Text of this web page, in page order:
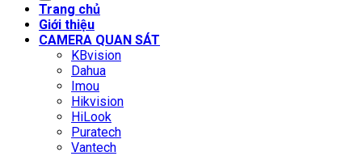
Trang chủ
Giới thiệu
CAMERA QUAN SÁT
KBvision
Dahua
Imou
Hikvision
HiLook
Puratech
Vantech